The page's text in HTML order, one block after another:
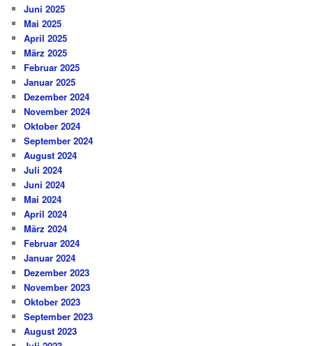
Juni 2025
Mai 2025
April 2025
März 2025
Februar 2025
Januar 2025
Dezember 2024
November 2024
Oktober 2024
September 2024
August 2024
Juli 2024
Juni 2024
Mai 2024
April 2024
März 2024
Februar 2024
Januar 2024
Dezember 2023
November 2023
Oktober 2023
September 2023
August 2023